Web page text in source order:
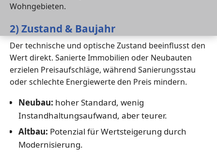
Wohngebieten.
2) Zustand & Baujahr
Der technische und optische Zustand beeinflusst den
Wert direkt. Sanierte Immobilien oder Neubauten
erzielen Preisaufschläge, während Sanierungsstau
oder schlechte Energiewerte den Preis mindern.
Neubau: hoher Standard, wenig
Instandhaltungsaufwand, aber teurer.
Altbau: Potenzial für Wertsteigerung durch
Modernisierung.